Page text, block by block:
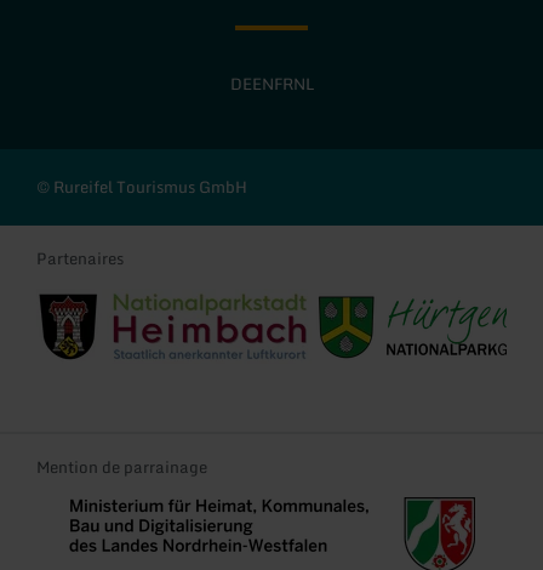
DEENFRNL
© Rureifel Tourismus GmbH
Partenaires
Stadt Heimbach Gemeinde Hürtgenwald
Mention de parrainage